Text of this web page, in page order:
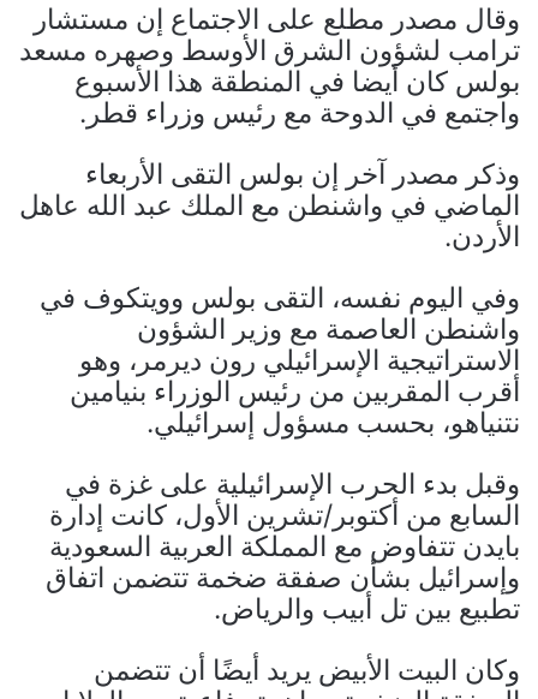
وقال مصدر مطلع على الاجتماع إن مستشار
ترامب لشؤون الشرق الأوسط وصهره مسعد
بولس كان أيضا في المنطقة هذا الأسبوع
واجتمع في الدوحة مع رئيس وزراء قطر.
وذكر مصدر آخر إن بولس التقى الأربعاء
الماضي في واشنطن مع الملك عبد الله عاهل
الأردن.
وفي اليوم نفسه، التقى بولس وويتكوف في
واشنطن العاصمة مع وزير الشؤون
الاستراتيجية الإسرائيلي رون ديرمر، وهو
أقرب المقربين من رئيس الوزراء بنيامين
نتنياهو، بحسب مسؤول إسرائيلي.
وقبل بدء الحرب الإسرائيلية على غزة في
السابع من أكتوبر/تشرين الأول، كانت إدارة
بايدن تتفاوض مع المملكة العربية السعودية
وإسرائيل بشأن صفقة ضخمة تتضمن اتفاق
تطبيع بين تل أبيب والرياض.
وكان البيت الأبيض يريد أيضًا أن تتضمن